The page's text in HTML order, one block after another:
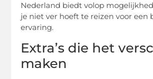
Nederland biedt volop
je niet ver hoeft te reizen voor een
ervaring.
Extra’s die het
maken